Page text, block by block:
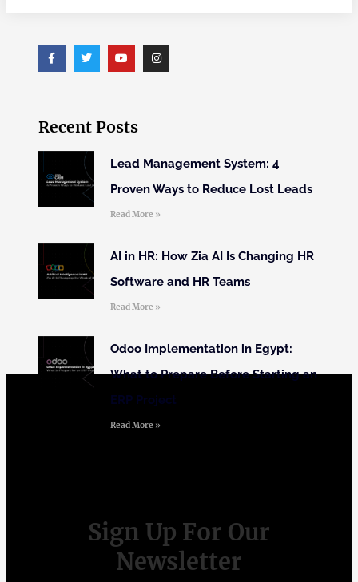
Recent Posts
Lead Management System: 4
Proven Ways to Reduce Lost Leads
Read More »
AI in HR: How Zia AI Is Changing HR
Software and HR Teams
Read More »
Odoo Implementation in Egypt:
What to Prepare Before Starting an
ERP Project
Read More »
Sign Up For Our
Newsletter